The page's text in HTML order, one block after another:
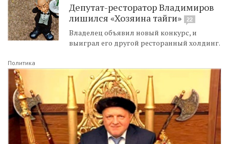
Депутат-ресторатор Владимиров
лишился «Хозяина тайги»
22
Владелец объявил новый конкурс, и
выиграл его другой ресторанный холдинг.
Политика